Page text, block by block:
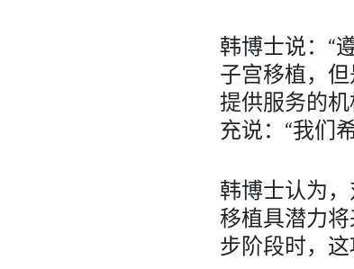
韩博士说：“
子宫移植，
提供服务的
充说：“我们
韩博士认为
移植具潜力
步阶段时，